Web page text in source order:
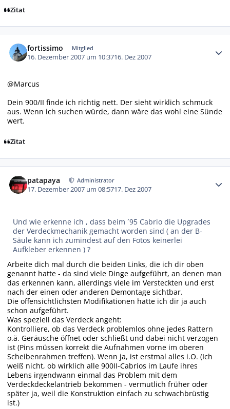
Zitat
fortissimo Mitglied
16. Dezember 2007 um 10:3716. Dez 2007
@Marcus
Dein 900/II finde ich richtig nett. Der sieht wirklich schmuck
aus. Wenn ich suchen würde, dann wäre das wohl eine Sünde
wert.
Zitat
patapaya Administrator
17. Dezember 2007 um 08:5717. Dez 2007
Und wie erkenne ich , dass beim ´95 Cabrio die Upgrades
der Verdeckmechanik gemacht worden sind ( an der B-
Säule kann ich zumindest auf den Fotos keinerlei
Aufkleber erkennen ) ?
Arbeite dich mal durch die beiden Links, die ich dir oben
genannt hatte - da sind viele Dinge aufgeführt, an denen man
das erkennen kann, allerdings viele im Versteckten und erst
nach der einen oder anderen Demontage sichtbar.
Die offensichtlichsten Modifikationen hatte ich dir ja auch
schon aufgeführt.
Was speziell das Verdeck angeht:
Kontrolliere, ob das Verdeck problemlos ohne jedes Rattern
o.ä. Geräusche öffnet oder schließt und dabei nicht verzogen
ist (Pins müssen korrekt die Aufnahmen vorne im oberen
Scheibenrahmen treffen). Wenn ja, ist erstmal alles i.O. (Ich
weiß nicht, ob wirklich alle 900II-Cabrios im Laufe ihres
Lebens irgendwann einmal das Problem mit dem
Verdeckdeckelantrieb bekommen - vermutlich früher oder
später ja, weil die Konstruktion einfach zu schwachbrüstig
ist.)